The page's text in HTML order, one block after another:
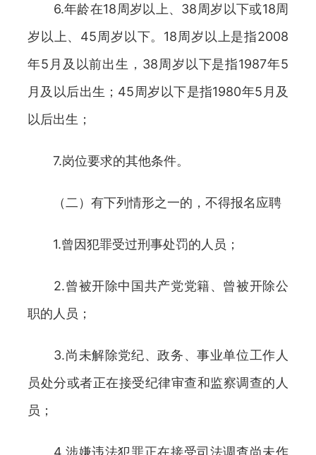
6.年龄在18周岁以上、38周岁以下或18周
岁以上、45周岁以下。18周岁以上是指2008
年5月及以前出生，38周岁以下是指1987年5
月及以后出生；45周岁以下是指1980年5月及
以后出生；
7.岗位要求的其他条件。
（二）有下列情形之一的，不得报名应聘
1.曾因犯罪受过刑事处罚的人员；
2.曾被开除中国共产党党籍、曾被开除公
职的人员；
3.尚未解除党纪、政务、事业单位工作人
员处分或者正在接受纪律审查和监察调查的人
员；
4.涉嫌违法犯罪正在接受司法调查尚未作